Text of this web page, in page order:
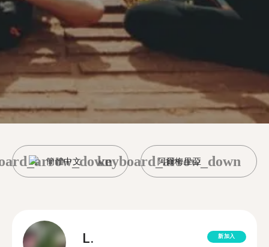
簡體中文 阿爾梅里亞
keyboard_arrow_down
L. 新加入